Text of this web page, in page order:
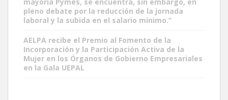
pleno debate por la reducción de la jornada
laboral y la subida en el salario mínimo.”
AELPA recibe el Premio al Fomento de la
Incorporación y la Participación Activa de la
Mujer en los Órganos de Gobierno Empresariales
en la Gala UEPAL